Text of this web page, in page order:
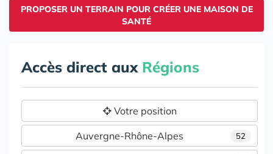
PROPOSER UN TERRAIN POUR CRÉER UNE MAISON DE
SANTÉ
Accès direct aux Régions
Votre position
52
Auvergne-Rhône-Alpes